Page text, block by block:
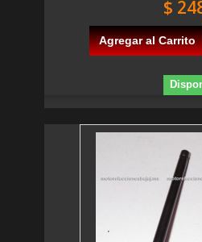
$
Agregar al Carrito